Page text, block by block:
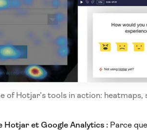
of Hotjar’s tools in action: heatmaps,
Hotjar et Google Analytics : Parce